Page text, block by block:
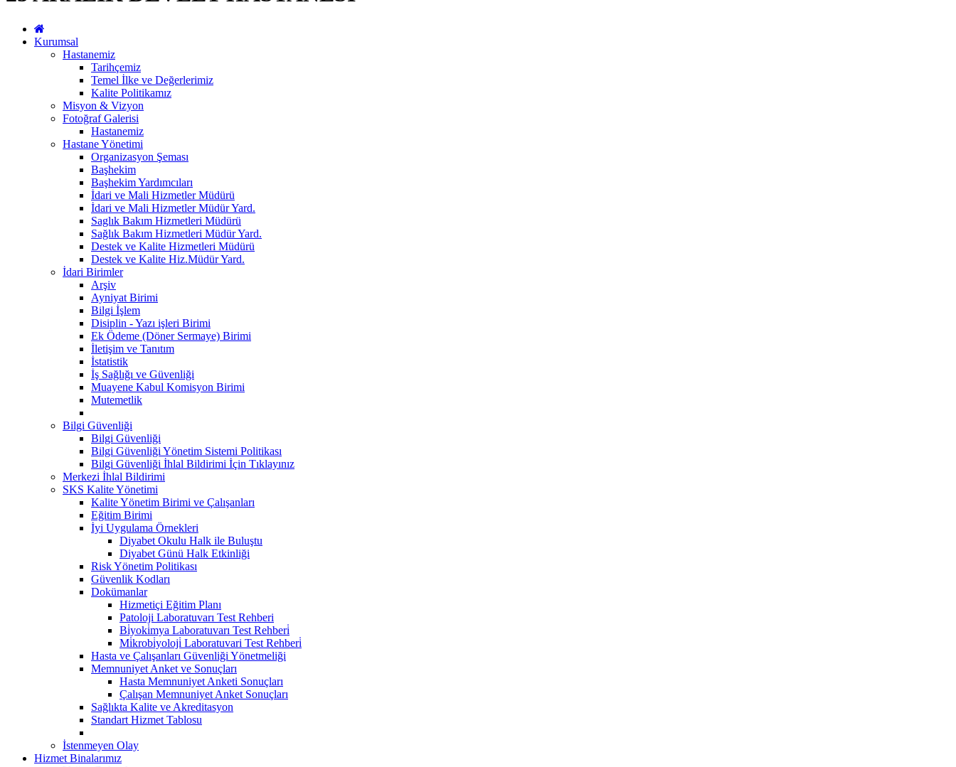
Kurumsal
Hastanemiz
Tarihçemiz
Temel İlke ve Değerlerimiz
Kalite Politikamız
Misyon & Vizyon
Fotoğraf Galerisi
Hastanemiz
Hastane Yönetimi
Organizasyon Şeması
Başhekim
Başhekim Yardımcıları
İdari ve Mali Hizmetler Müdürü
İdari ve Mali Hizmetler Müdür Yard.
Saglık Bakım Hizmetleri Müdürü
Sağlık Bakım Hizmetleri Müdür Yard.
Destek ve Kalite Hizmetleri Müdürü
Destek ve Kalite Hiz.Müdür Yard.
İdari Birimler
Arşiv
Ayniyat Birimi
Bilgi İşlem
Disiplin - Yazı işleri Birimi
Ek Ödeme (Döner Sermaye) Birimi
İletişim ve Tanıtım
İstatistik
İş Sağlığı ve Güvenliği
Muayene Kabul Komisyon Birimi
Mutemetlik
Bilgi Güvenliği
Bilgi Güvenliği
Bilgi Güvenliği Yönetim Sistemi Politikası
Bilgi Güvenliği İhlal Bildirimi İçin Tıklayınız
Merkezi İhlal Bildirimi
SKS Kalite Yönetimi
Kalite Yönetim Birimi ve Çalışanları
Eğitim Birimi
İyi Uygulama Örnekleri
Diyabet Okulu Halk ile Buluştu
Diyabet Günü Halk Etkinliği
Risk Yönetim Politikası
Güvenlik Kodları
Dokümanlar
Hizmetiçi Eğitim Planı
Patoloji Laboratuvarı Test Rehberi
Bi̇yoki̇mya Laboratuvarı Test Rehberi̇
Mi̇krobi̇yoloji̇ Laboratuvari Test Rehberi̇
Hasta ve Çalışanları Güvenliği Yönetmeliği
Memnuniyet Anket ve Sonuçları
Hasta Memnuniyet Anketi Sonuçları
Çalışan Memnuniyet Anket Sonuçları
Sağlıkta Kalite ve Akreditasyon
Standart Hizmet Tablosu
İstenmeyen Olay
Hizmet Binalarımız